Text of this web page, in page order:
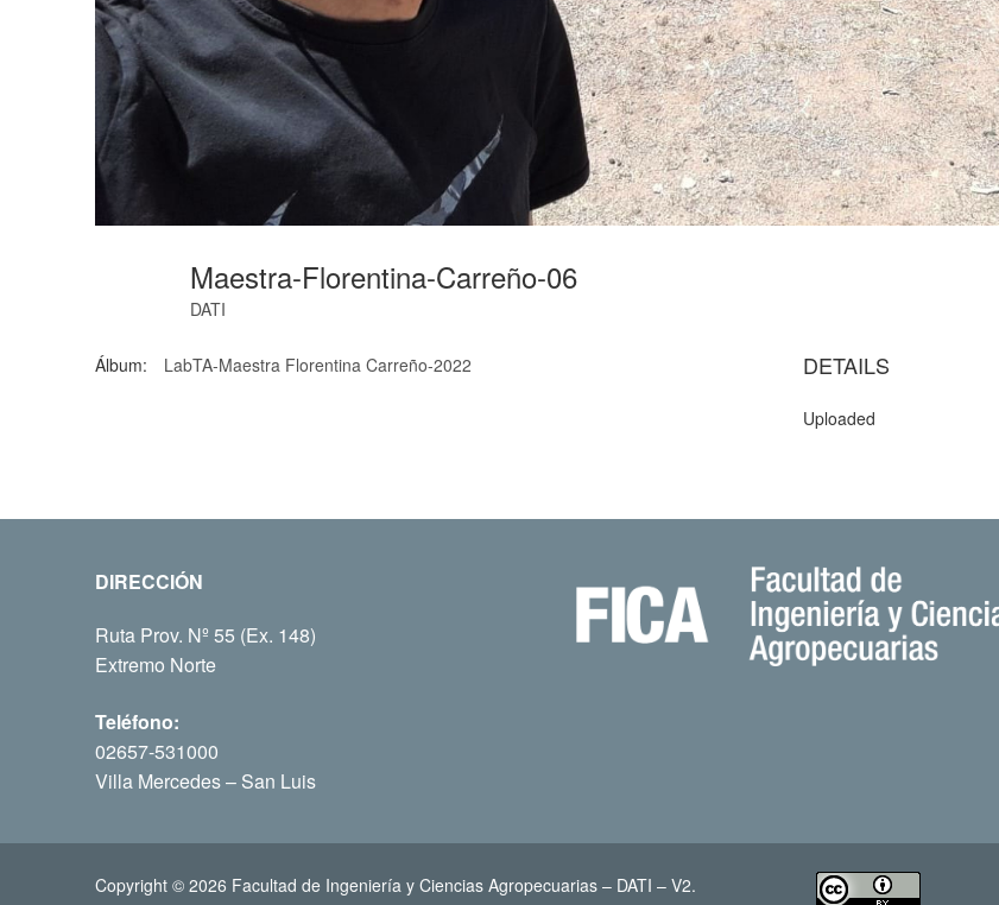
Maestra-Florentina-Carreño-06
DATI
Álbum: LabTA-Maestra Florentina Carreño-2022 DETAILS
Uploaded
DIRECCIÓN
Ruta Prov. Nº 55 (Ex. 148)
Extremo Norte
Teléfono:
02657-531000
Villa Mercedes – San Luis
Copyright © 2026 Facultad de Ingeniería y Ciencias Agropecuarias – DATI – V2.